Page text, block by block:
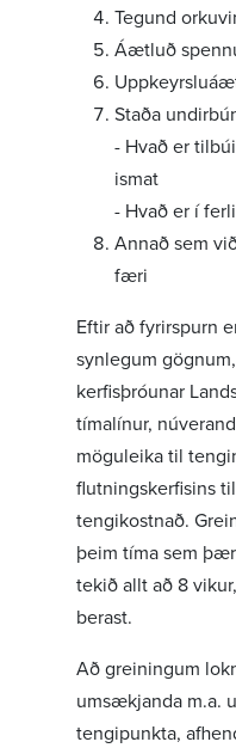
Tegund
Áætluð
Staða
- Hvað er
ismat
- Hvað er í ferli
Annað sem
færi
Eftir að fyrir­spurn
syn­legum
kerf­is­þró­unar
tíma­línur,
mögu­leika til
flutn­ings­kerf­isins
tengi­kostnað.
þeim tíma sem
tekið allt að 8
berast.
Að grein­ingum
umsækj­anda m.a.
tengipunkta,